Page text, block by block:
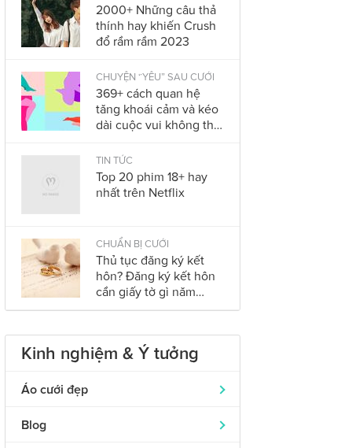
2000+ Những câu thả
thính hay khiến Crush
đổ rầm rầm 2023
CHUYỆN “YÊU” SAU CƯỚI
369+ cách quan hệ
tăng khoái cảm và kéo
dài cuộc vui không thể
2023
TIN TỨC
Top 20 phim 18+ hay
nhất trên Netflix
CHUẨN BỊ CƯỚI
Thủ tục đăng ký kết
hôn? Đăng ký kết hôn
cần giấy tờ gì năm
2023?
Kinh nghiệm & Ý tưởng
Áo cưới đẹp
Áo dài cưới
319
Blog